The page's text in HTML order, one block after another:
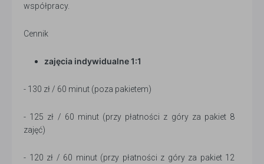
współpracy.
Cennik
zajęcia indywidualne 1:1
- 130 zł / 60 minut (poza pakietem)
- 125 zł / 60 minut (przy płatności z góry za pakiet 8
zajęć)
- 120 zł / 60 minut (przy płatności z góry za pakiet 12